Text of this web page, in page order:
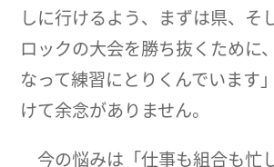
しに行けるよう、まずは県、そ
ロックの大会を勝ち抜くために
なって練習にとりくんでいます
けて余念がありません。
今の悩みは「仕事も組合も忙